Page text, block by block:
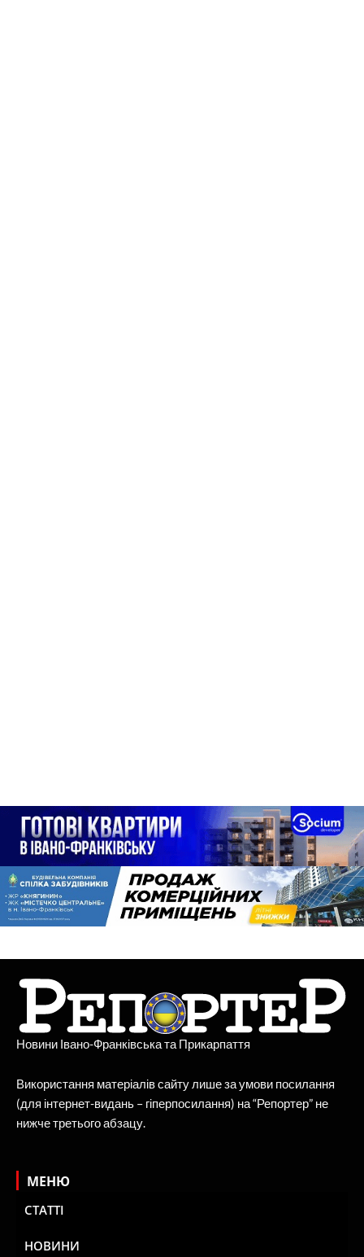
Новини Івано-Франківська та Прикарпаття
Використання матеріалів сайту лише за умови посилання
(для інтернет-видань – гіперпосилання) на “Репортер” не
нижче третього абзацу.
МЕНЮ
СТАТТІ
НОВИНИ